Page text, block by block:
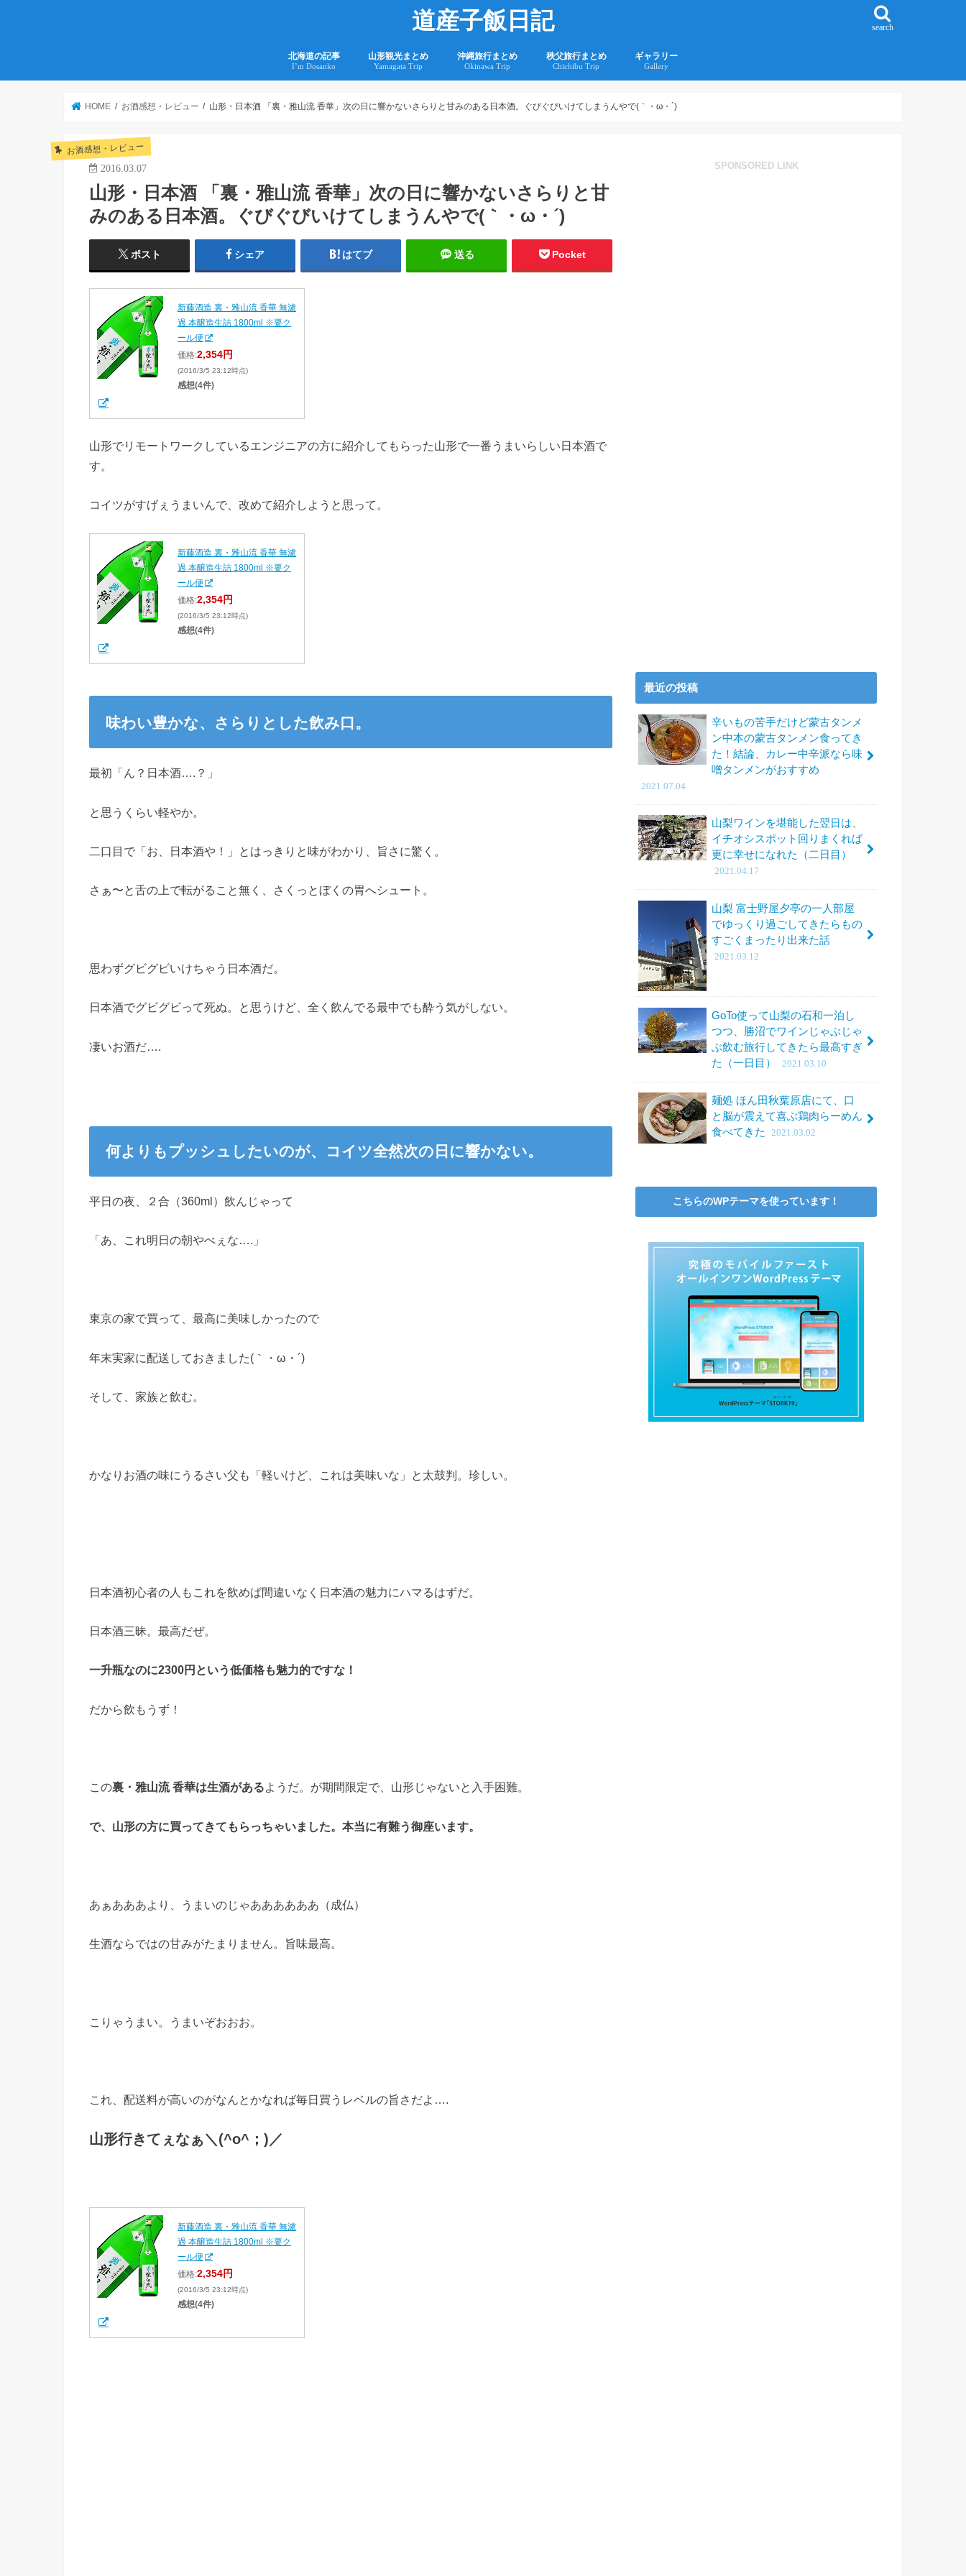
道産子飯日記 search
北海道の記事
I’m Dosanko
山形観光まとめ
Yamagata Trip
沖縄旅行まとめ
Okinawa Trip
秩父旅行まとめ
Chichibu Trip
ギャラリー
Gallery
HOME お酒感想・レビュー 山形・日本酒 「裏・雅山流 香華」次の日に響かないさらりと甘みのある日本酒。ぐびぐびいけてしまうんやで(｀・ω・´)
お酒感想・レビュー
2016.03.07
山形・日本酒 「裏・雅山流 香華」次の日に響かないさらりと甘
みのある日本酒。ぐびぐびいけてしまうんやで(｀・ω・´)
ポスト シェア はてブ 送る Pocket
新藤酒造 裏・雅山流 香華 無濾
過 本醸造生詰 1800ml ※要ク
ール便
価格:2,354円
(2016/3/5 23:12時点)
感想(4件)
山形でリモートワークしているエンジニアの方に紹介してもらった山形で一番うまいらしい日本酒で
す。
コイツがすげぇうまいんで、改めて紹介しようと思って。
新藤酒造 裏・雅山流 香華 無濾
過 本醸造生詰 1800ml ※要ク
ール便
価格:2,354円
(2016/3/5 23:12時点)
感想(4件)
味わい豊かな、さらりとした飲み口。
最初「ん？日本酒….？」
と思うくらい軽やか。
二口目で「お、日本酒や！」とはっきりと味がわかり、旨さに驚く。
さぁ〜と舌の上で転がること無く、さくっとぼくの胃へシュート。
思わずグビグビいけちゃう日本酒だ。
日本酒でグビグビって死ぬ。と思うけど、全く飲んでる最中でも酔う気がしない。
凄いお酒だ….
何よりもプッシュしたいのが、コイツ全然次の日に響かない。
平日の夜、２合（360ml）飲んじゃって
「あ、これ明日の朝やべぇな….」
東京の家で買って、最高に美味しかったので
年末実家に配送しておきました(｀・ω・´)
そして、家族と飲む。
かなりお酒の味にうるさい父も「軽いけど、これは美味いな」と太鼓判。珍しい。
日本酒初心者の人もこれを飲めば間違いなく日本酒の魅力にハマるはずだ。
日本酒三昧。最高だぜ。
一升瓶なのに2300円という低価格も魅力的ですな！
だから飲もうず！
この裏・雅山流 香華は生酒があるようだ。が期間限定で、山形じゃないと入手困難。
で、山形の方に買ってきてもらっちゃいました。本当に有難う御座います。
あぁあああより、うまいのじゃああああああ（成仏）
生酒ならではの甘みがたまりません。旨味最高。
こりゃうまい。うまいぞおおお。
これ、配送料が高いのがなんとかなれば毎日買うレベルの旨さだよ….
山形行きてぇなぁ＼(^o^；)／
新藤酒造 裏・雅山流 香華 無濾
過 本醸造生詰 1800ml ※要ク
ール便
価格:2,354円
(2016/3/5 23:12時点)
感想(4件)
SPONSORED LINK
最近の投稿
辛いもの苦手だけど蒙古タンメ
ン中本の蒙古タンメン食ってき
た！結論、カレー中辛派なら味
噌タンメンがおすすめ
2021.07.04
山梨ワインを堪能した翌日は、
イチオシスポット回りまくれば
更に幸せになれた（二日目）
2021.04.17
山梨 富士野屋夕亭の一人部屋
でゆっくり過ごしてきたらもの
すごくまったり出来た話
2021.03.12
GoTo使って山梨の石和一泊し
つつ、勝沼でワインじゃぶじゃ
ぶ飲む旅行してきたら最高すぎ
た（一日目）
2021.03.10
麺処 ほん田秋葉原店にて、口
と脳が震えて喜ぶ鶏肉らーめん
食べてきた
2021.03.02
こちらのWPテーマを使っています！